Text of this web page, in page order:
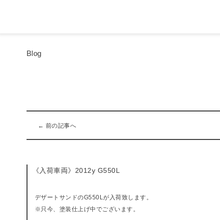
Blog
← 前の記事へ
《入荷車両》2012y G550L
デザートサンドのG550Lが入荷致します。
※只今、塗装仕上げ中でございます。